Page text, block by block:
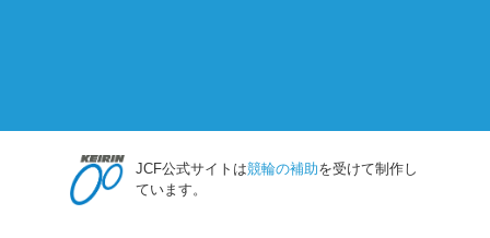
JCF公式サイトは競輪の補助を受けて制作し
ています。